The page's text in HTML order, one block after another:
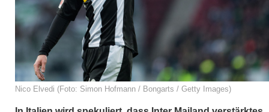
Nico Elvedi (Foto: Simon Hofmann / Bongarts / Getty Images)